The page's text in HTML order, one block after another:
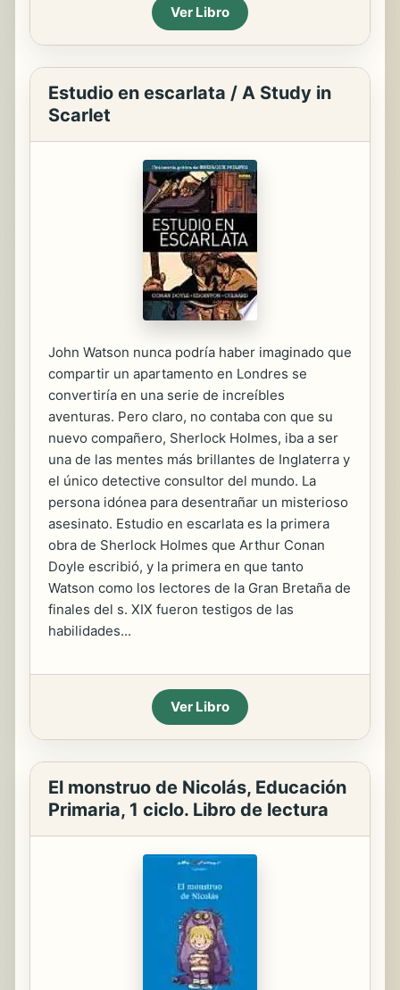
Ver Libro
Estudio en escarlata / A Study in
Scarlet
John Watson nunca podría haber imaginado que
compartir un apartamento en Londres se
convertiría en una serie de increíbles
aventuras. Pero claro, no contaba con que su
nuevo compañero, Sherlock Holmes, iba a ser
una de las mentes más brillantes de Inglaterra y
el único detective consultor del mundo. La
persona idónea para desentrañar un misterioso
asesinato. Estudio en escarlata es la primera
obra de Sherlock Holmes que Arthur Conan
Doyle escribió, y la primera en que tanto
Watson como los lectores de la Gran Bretaña de
finales del s. XIX fueron testigos de las
habilidades...
Ver Libro
El monstruo de Nicolás, Educación
Primaria, 1 ciclo. Libro de lectura